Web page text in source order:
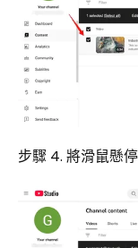
步驟 4. 將滑鼠懸